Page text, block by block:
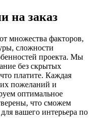
на заказ
множества факторов,
сложности
проекта. Мы
без скрытых
платите. Каждая
пожеланий и
оптимальное
что сможем
вашего интерьера по